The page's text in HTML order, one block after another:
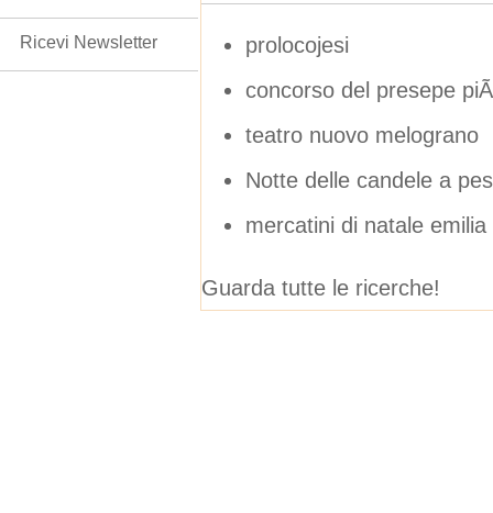
prolocojesi
concorso del presepe
teatro nuovo melograno
Notte delle candele a
mercatini di natale
Guarda tutte le ricerche!
Ricevi Newsletter